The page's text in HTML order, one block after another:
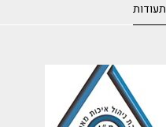
תעודות